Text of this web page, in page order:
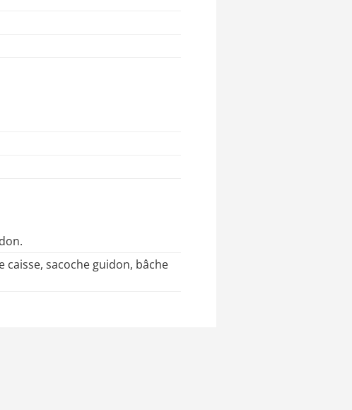
caisse, sacoche guidon, bâche